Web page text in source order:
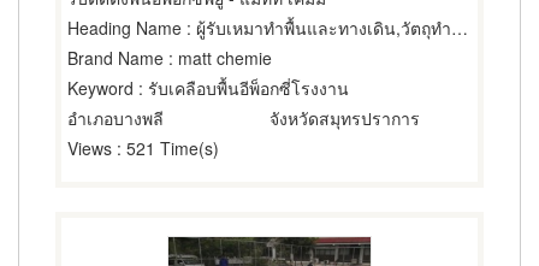
Heading Name : ผู้รับเหมาทำพื้นและทางเดิน,วัตถุทำพื้น,ผู้จำหน่ายและรับเหมาปูวัสดุปูพื้น
Brand Name : matt chemie
Keyword : รับเคลือบพื้นอีพ็อกซี่โรงงาน
อำเภอบางพลี
จังหวัดสมุทรปราการ
Views : 521 Time(s)